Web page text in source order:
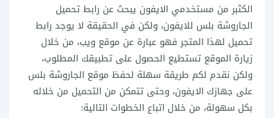
الكثبر من مستخدمي الايفون يبحث عن رابط تحميل
الجاروشة بلس للايفون، ولكن في الحقيقة لا يوجد رابط
تحميل لهذا المتجر فهو عبارة عن موقع ويب، من خلال
زيارة الموقع تستطيع الحصول على تطبيقك المطلوب،
ولكن نقدم لكم طريقة سهلة لحفظ موقع الجاروشة بلس
على جهازك الايفون، وحتى تتمكن من التحميل من خلاله
بكل سهولة، من خلال اتباع الخطوات التالية: